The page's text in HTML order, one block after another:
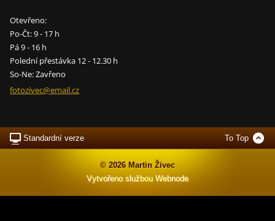
Otevřeno:
Po-Čt: 9 - 17 h
Pá 9 - 16 h
Polední přestávka 12 - 12.30 h
So-Ne: Zavřeno
fotozivec@email.cz
Standardní verze To Top
© 2026 Martin Živec
Vytvořeno službou Webnode